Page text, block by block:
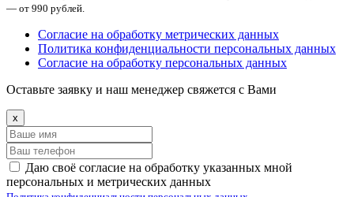
— от 990 рублей.
Согласие на обработку метрических данных
Политика конфиденциальности персональных данных
Согласие на обработку персональных данных
Оставьте заявку и наш менеджер свяжется с Вами
x
Даю своё согласие на обработку указанных мной
персональных и метрических данных